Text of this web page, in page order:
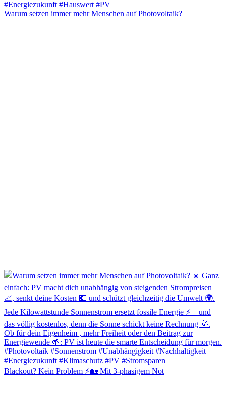
Warum setzen immer mehr Menschen auf Photovoltaik?
Blackout? Kein Problem ⚡🏡 Mit 3-phasigem Not